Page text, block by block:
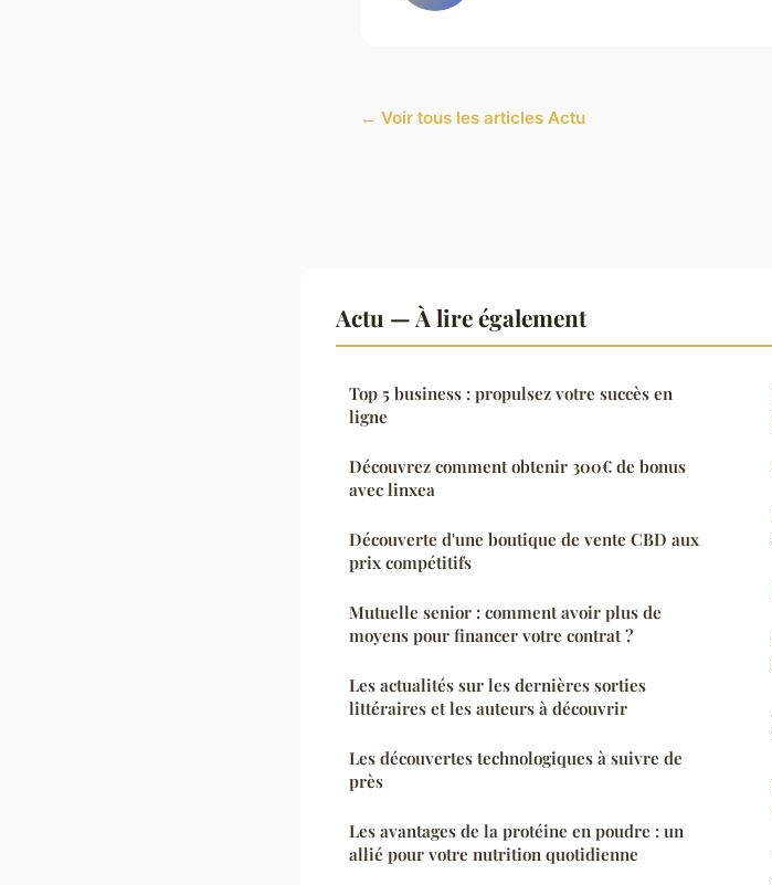
← Voir tous les articles Actu
Actu — À lire également
Top 5 business : propulsez votre succès en
ligne
Découvrez comment obtenir 300€ de bonus
avec linxea
Découverte d'une boutique de vente CBD aux
prix compétitifs
Mutuelle senior : comment avoir plus de
moyens pour financer votre contrat ?
Les actualités sur les dernières sorties
littéraires et les auteurs à découvrir
Les découvertes technologiques à suivre de
près
Les avantages de la protéine en poudre : un
allié pour votre nutrition quotidienne